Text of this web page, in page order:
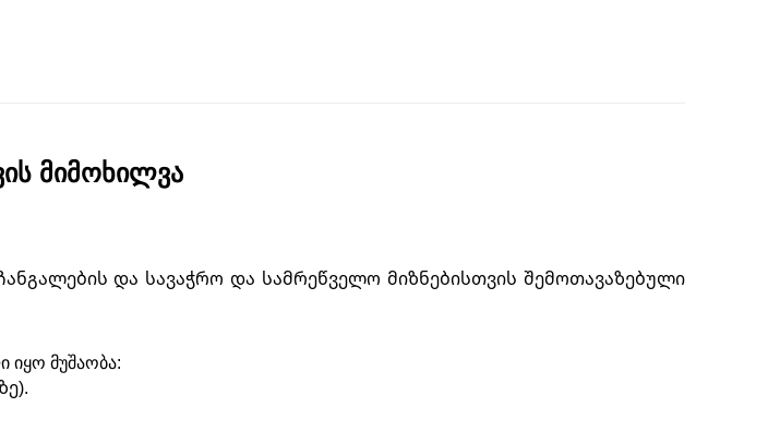
მიმოხილვა
და სავაჭრო და სამრეწველო მიზნებისთვის შემოთავაზებული
იყო მუშაობა: